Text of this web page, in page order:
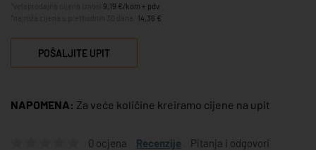
9,19 €/kom + pdv
14,36 €
POŠALJITE UPIT
NAPOMENA: Za veće količine kreiramo cijene na upit
0 ocjena Recenzije Pitanja i odgovori